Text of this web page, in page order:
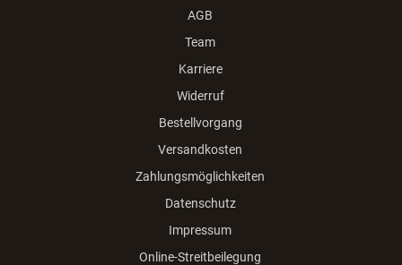
AGB
Team
Karriere
Widerruf
Bestellvorgang
Versandkosten
Zahlungsmöglichkeiten
Datenschutz
Impressum
Online-Streitbeilegung